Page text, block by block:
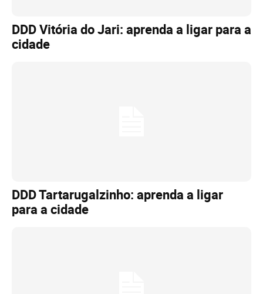
DDD Vitória do Jari: aprenda a ligar para a
cidade
DDD Tartarugalzinho: aprenda a ligar
para a cidade